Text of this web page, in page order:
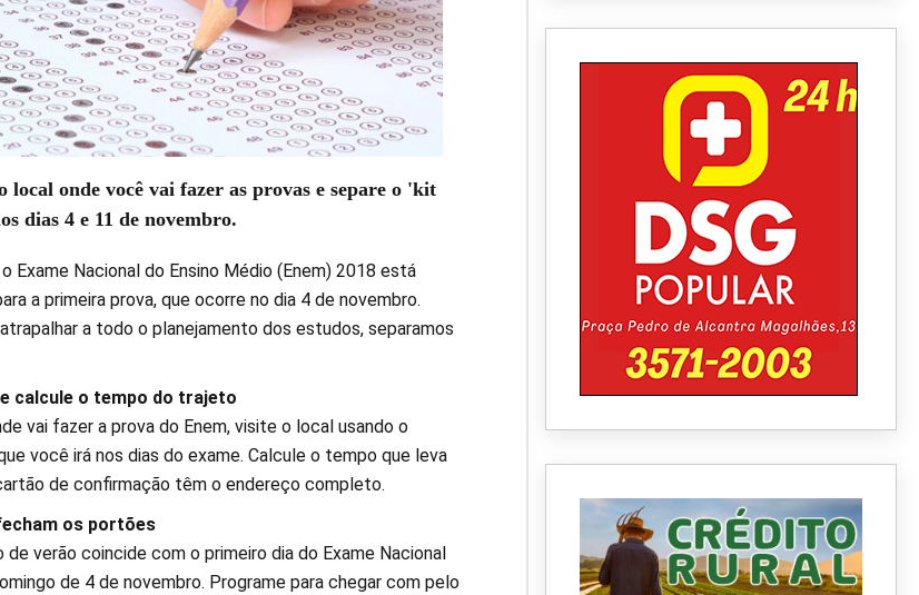
local onde você vai fazer as provas e separe o 'kit
dias 4 e 11 de novembro.
Exame Nacional do Ensino Médio (Enem) 2018 está
a primeira prova, que ocorre no dia 4 de novembro.
a todo o planejamento dos estudos, separamos
calcule o tempo do trajeto
vai fazer a prova do Enem, visite o local usando o
você irá nos dias do exame. Calcule o tempo que leva
de confirmação têm o endereço completo.
os portões
de verão coincide com o primeiro dia do Exame Nacional
de 4 de novembro. Programe para chegar com pelo